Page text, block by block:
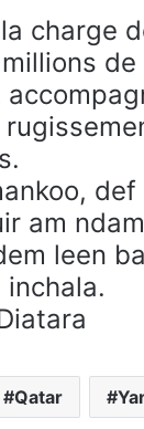
charge
am
leen
Qatar